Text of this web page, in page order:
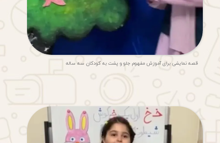
قصه نمایشی برای آموزش مفهوم جلو و پشت به کودکان سه ساله